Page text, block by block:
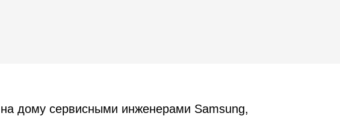
дому сервисными инженерами Samsung,